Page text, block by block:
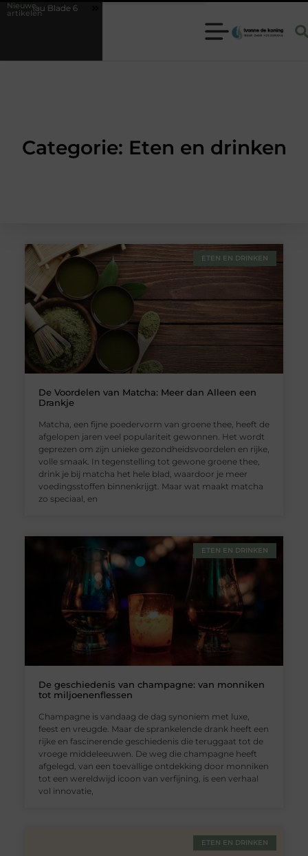
Nieuwe
artikelen
Blade 6 Hoe herken je een betrouwbare slotenmaker in Baarn
Categorie: Eten en drinken
ETEN EN DRINKEN
De Voordelen van Matcha: Meer dan Alleen een
Drankje
Matcha, een fijne poedervorm van groene thee, heeft de
afgelopen jaren veel populariteit gewonnen. Het wordt
geprezen om zijn unieke gezondheidsvoordelen en rijke,
volle smaak. In tegenstelling tot gewone groene thee,
drink je bij matcha het hele blad, waardoor je meer
voedingsstoffen binnenkrijgt. Maar wat maakt matcha
zo speciaal, en
ETEN EN DRINKEN
De geschiedenis van champagne: van monniken
tot miljoenenflessen
Champagne is vandaag de dag synoniem met luxe,
feest en vreugde. Maar de sprankelende drank heeft een
rijke en fascinerende geschiedenis die teruggaat tot de
vroege middeleeuwen. De weg die champagne heeft
afgelegd, van een toevallige ontdekking door monniken
tot een wereldwijd icoon van verfijning, is een verhaal
vol innovatie,
ETEN EN DRINKEN